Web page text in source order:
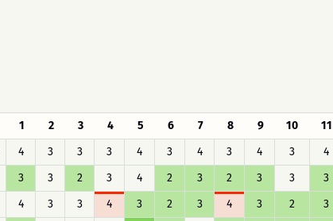
1 2 3 4 5 6 7 8 9 10 11
4 3 3 3 4 3 4 3 4 3 4
3 3 2 3 4 2 3 2 3 3 3
4 3 3 4 3 2 3 4 3 2 3